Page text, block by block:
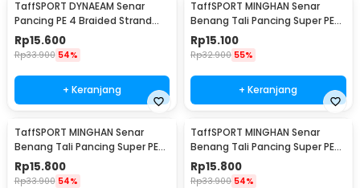
TaffSPORT DYNAEAM Senar
Pancing PE 4 Braided Strand
Fishing Line 100M 1.0 - FM10
Rp15.600
Rp33.900 54%
+ Keranjang
TaffSPORT MINGHAN Senar
Benang Tali Pancing Super PE
Braided Line 100M 0.4 - X4
Rp15.100
Rp32.900 55%
+ Keranjang
TaffSPORT MINGHAN Senar
Benang Tali Pancing Super PE
Braided Line 100M 0.8 - X4
Rp15.800
Rp33.900 54%
TaffSPORT MINGHAN Senar
Benang Tali Pancing Super PE
Braided Line 100M 1.0 - X4
Rp15.800
Rp33.900 54%